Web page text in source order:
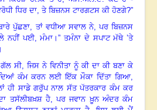
ਧਿਰ ਦਾ, ਤੇ ਬਿਜ਼ਨਸ ਟਾਰਗਟਸ ਕੀ ਹੋਣਗੇ?”
ਪੁੱਛਣਾ, ਤਾਂ ਵਧੀਆ ਸਵਾਲ ਨੇ, ਪਰ ਬਿਜ਼ਨਸ
ਨਹੀਂ ਪਈ,ਮੰਮਾ ।” ਤਮੰਨਾ ਦੇ ਸਪਾਟ ਮੱਥੇ ’ਤੇ
।
ਸੀ, ਜਿਸ ਨੇ ਵਿਨੀਤਾ ਨੂੰ ਕੀ ਦਾ ਕੀ ਬਣਾ ਕੇ
ਕੰਮ ਕਰਨ ਲਈ ਇੱਕ ਮੌਕਾ ਦਿੱਤਾ ਗਿਆ,
ਹੀ ਸਾਡੇ ਗਰੁੱਪ ਨਾਲ ਸੱਤ ਪੱਤਰਕਾਰ ਕੰਮ ਕਰ
ਤਸੱਲੀਬਖ਼ਸ਼ ਹੈ, ਪਰ ਜਵਾਨ ਖ਼ੂਨ ਅੰਦਰ ਕੰਮ